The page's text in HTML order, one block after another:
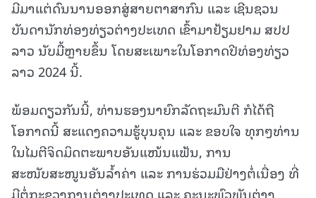
ມີມາແຕ່ດົນນານອອກສູ່ສາຍຕາສາກົນ ແລະ ເຊີນຊວນ
ບັນດານັກທ່ອງທ່ຽວຕ່າງປະເທດ ເຂົ້າມາຢ້ຽມຢາມ ສປປ
ລາວ ນັບມື້ຫຼາຍຂຶ້ນ ໂດຍສະເພາະໃນໂອກາດປີທ່ອງທ່ຽວ
ລາວ 2024 ນີ້.
ພ້ອມດຽວກັນນີ້, ທ່ານຮອງນາຍົກລັດຖະມົນຕີ ກໍໄດ້ຖື
ໂອກາດນີ້ ສະແດງຄວາມຮູ້ບຸນຄຸນ ແລະ ຂອບໃຈ ທຸກໆທ່ານ
ໃນໄມຕີຈິດມິດຕະພາບອັນແໜ້ນແຟ້ນ, ການ
ສະໜັບສະໜູນອັນລໍ້າຄ່າ ແລະ ການຮ່ວມມືຢ່າງຕໍ່ເນື່ອງ ທີ່
ມີຕໍ່ກະຊວງການຕ່າງປະເທດ ແລະ ຄະນະພົວພັນຕ່າງ